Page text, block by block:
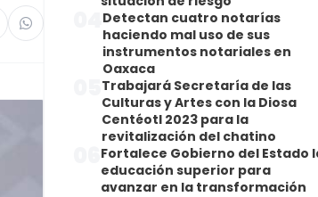
Detectan cuatro notarías
haciendo mal uso de sus
instrumentos notariales en
Oaxaca
Trabajará Secretaría de las
Culturas y Artes con la Diosa
Centéotl 2023 para la
revitalización del chatino
Fortalece Gobierno del Estado
educación superior para
avanzar en la transformación